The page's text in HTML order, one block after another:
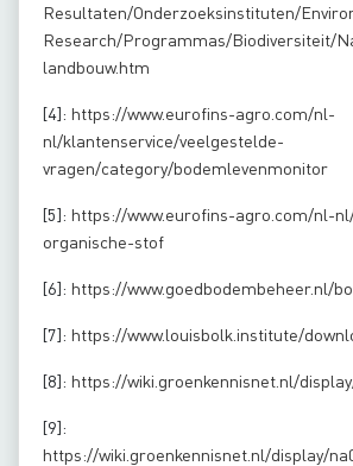
Resultaten/Onderzoeksinstituten/
Research/Programmas/Biodiversiteit/
landbouw.htm
[4]: https://www.eurofins-agro.com/nl-
nl/klantenservice/veelgestelde-
vragen/category/bodemlevenmonitor
[5]: https://www.eurofins-agro.com/nl-
organische-stof
[6]: https://www.goedbodembeheer.nl/
[7]: https://www.louisbolk.institute/
[8]: https://wiki.groenkennisnet.nl/
[9]:
https://wiki.groenkennisnet.nl/display/